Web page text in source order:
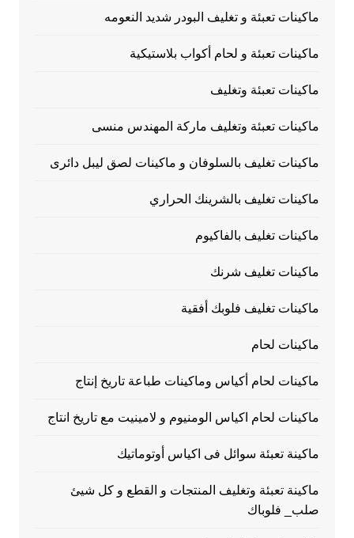
ماكينات تعبئة و تغليف البودر شديد النعومه
ماكينات تعبئة و لحام أكواب بلاستيكية
ماكينات تعبئة وتغليف
ماكينات تعبئة وتغليف ماركة المهندس منسى
ماكينات تغليف بالسلوفان و ماكينات لصق ليبل دائرى
ماكينات تغليف بالشرينك الحراري
ماكينات تغليف بالفاكيوم
ماكينات تغليف شرنك
ماكينات تغليف فلوبك أفقية
ماكينات لحام
ماكينات لحام أكياس وماكينات طباعة تاريخ إنتاج
ماكينات لحام اكياس الومنيوم و لامينيت مع تاريخ انتاج
ماكينة تعبئة سوائل فى اكياس أوتوماتيك
ماكينة تعبئة وتغليف المنتجات و القطع و كل شيئ
صلب_ فلوباك